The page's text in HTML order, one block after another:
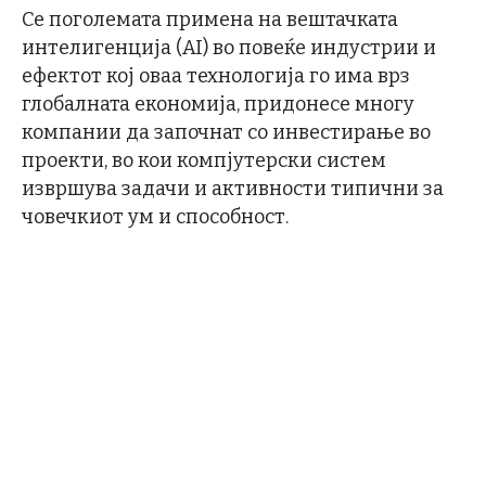
Се поголемата примена на вештачката
интелигенција (AI) во повеќе индустрии и
ефектот кој оваа технологија го има врз
глобалната економија, придонесе многу
компании да започнат со инвестирање во
проекти, во кои компјутерски систем
извршува задачи и активности типични за
човечкиот ум и способност.